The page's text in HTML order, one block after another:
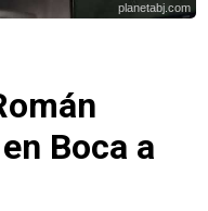
planetabj.com
Boca a